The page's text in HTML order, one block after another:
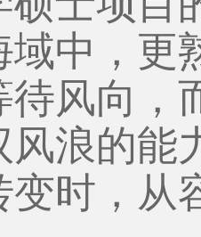
域中，更
待风向，
风浪的能
变时，从